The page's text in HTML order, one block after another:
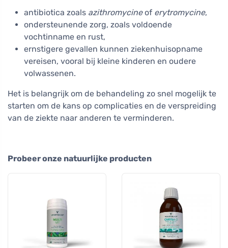
antibiotica zoals azithromycineof erytromycine,
ondersteunende zorg, zoals voldoende
vochtinname en rust,
ernstigere gevallen kunnen ziekenhuisopname
vereisen, vooral bij kleine kinderen en oudere
volwassenen.
Het is belangrijk om de behandeling zo snel mogelijk te
starten om de kans op complicaties en de verspreiding
van de ziekte naar anderen te verminderen.
Probeer onze natuurlijke producten